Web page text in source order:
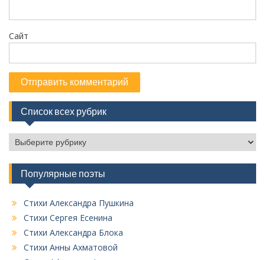
Сайт
Список всех рубрик
п
и
к
в
е
х
Популярные поэты
Стихи Александра Пушкина
Стихи Сергея Есенина
Стихи Александра Блока
Стихи Анны Ахматовой